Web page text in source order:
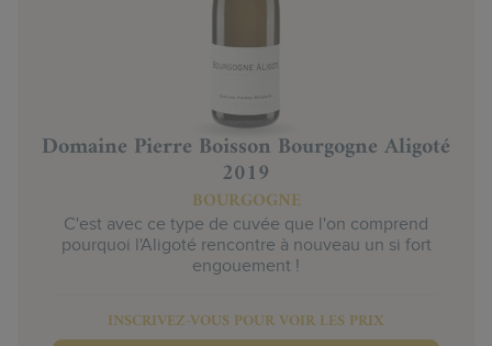
Domaine Pierre Boisson Bourgogne Aligoté
2019
BOURGOGNE
C'est avec ce type de cuvée que l'on comprend
pourquoi l'Aligoté rencontre à nouveau un si fort
engouement !
INSCRIVEZ-VOUS POUR VOIR LES PRIX